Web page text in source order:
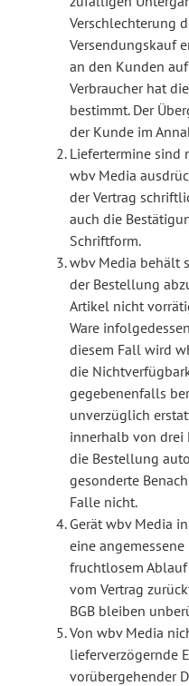
Verschlechterung
Versendungskauf
an den Kunden
Verbraucher hat
bestimmt. Der
der Kunde im
Liefertermine sind
wbv Media
der Vertrag
auch die
Schriftform.
wbv Media behält
der Bestellung
Artikel nicht
Ware
diesem Fall wird
die
gegebenenfalls
unverzüglich
innerhalb von drei
die Bestellung
gesonderte
Falle nicht.
Gerät wbv Media
eine
fruchtlosem
vom Vertrag
BGB bleiben
Von wbv Media
lieferverzögernde
vorübergehender